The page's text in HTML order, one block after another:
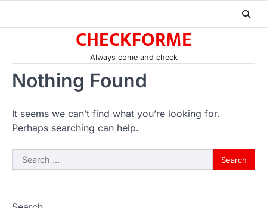
CHECKFORME
Always come and check
Nothing Found
It seems we can’t find what you’re looking for.
Perhaps searching can help.
Search
for: